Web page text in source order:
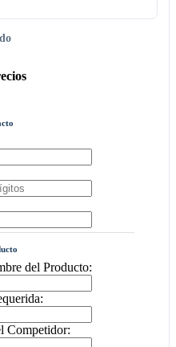
del Producto:
Competidor: